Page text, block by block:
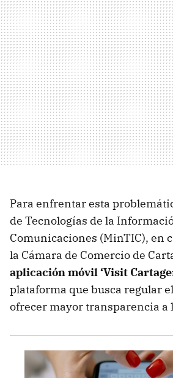
Para enfrentar esta
de Tecnologías de la
Comunicaciones (MinTIC), en
la Cámara de Comercio de
aplicación móvil ‘Visit
plataforma que busca regular
ofrecer mayor transparencia a